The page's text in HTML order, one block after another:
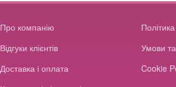
Про компанію
Відгуки клієнтів
Доставка і оплата
Умови
Cookie